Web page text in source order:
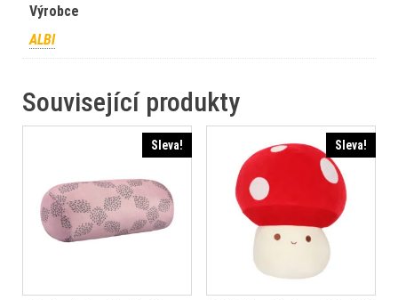
Výrobce
ALBI
Související produkty
Sleva! Sleva!